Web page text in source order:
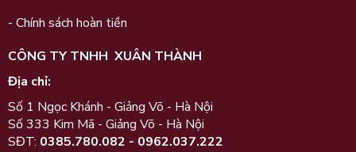
- Chính sách hoàn tiền
CÔNG TY TNHH XUÂN THÀNH
Địa chỉ:
Số 1 Ngọc Khánh - Giảng Võ - Hà Nội
Số 333 Kim Mã - Giảng Võ - Hà Nội
SĐT: 0385.780.082 - 0962.037.222